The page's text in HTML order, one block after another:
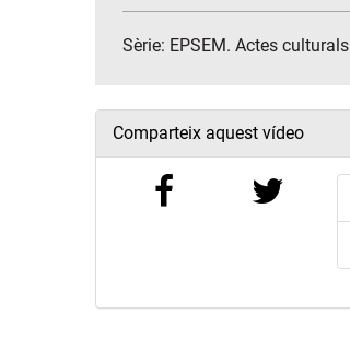
Sèrie: EPSEM. Actes culturals
Comparteix aquest vídeo